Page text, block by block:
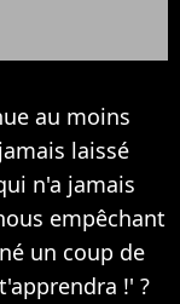
au moins
laissé
n'a jamais
empêchant
un coup de
!' ?